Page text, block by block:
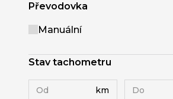
Převodovka
Manuální
Stav tachometru
km